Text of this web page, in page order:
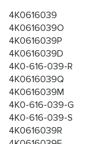
4K0616039
4K0616039O
4K0616039P
4K0616039D
4K0-616-039-R
4K0616039Q
4K0616039M
4K0-616-039-G
4K0-616-039-S
4K0616039R